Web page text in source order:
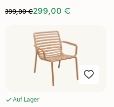
299,00 €
399,00 €
Auf Lager